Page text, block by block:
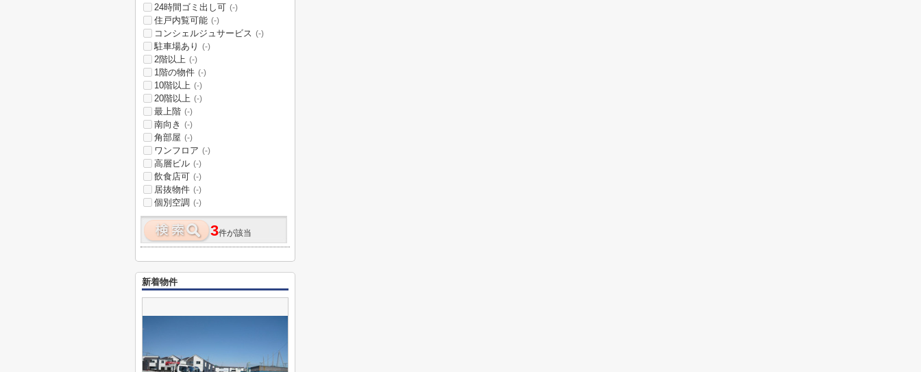
24時間ゴミ出し可 (-)
住戸内覧可能 (-)
コンシェルジュサービス (-)
駐車場あり (-)
2階以上 (-)
1階の物件 (-)
10階以上 (-)
20階以上 (-)
最上階 (-)
南向き (-)
角部屋 (-)
ワンフロア (-)
高層ビル (-)
飲食店可 (-)
居抜物件 (-)
個別空調 (-)
3件が該当
新着物件